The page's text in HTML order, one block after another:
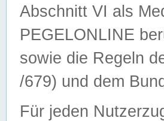
Abschnitt VI als
PEGELONLINE
sowie die Regeln
/679) und dem
Für jeden